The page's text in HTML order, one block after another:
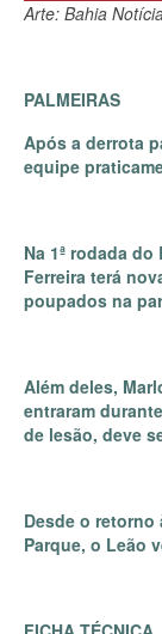
Arte: Bahia
PALMEIRAS
Após a derrota
equipe
Na 1ª rodada
Ferreira terá
poupados na
Além deles,
entraram
de lesão, deve
Desde o retorno
Parque, o Leão